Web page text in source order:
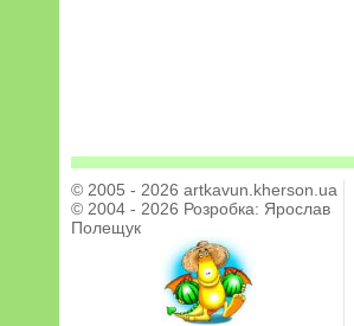
© 2005 - 2026 artkavun.kherson.ua
© 2004 - 2026 Розробка: Ярослав
Полещук